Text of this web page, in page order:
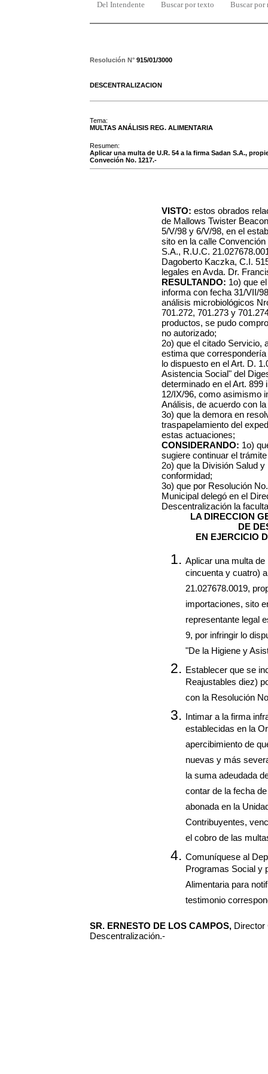
Del Intendente Buscar por texto Buscar por
Resolución N° 915/01/3000
DESCENTRALIZACION
Tema:
MULTAS ANÁLISIS REG. ALIMENTARIA
Resumen:
Aplicar una multa de U.R. 54 a la firma Sadan S.A.,
Conveción No. 1217.-
VISTO: estos obrados
de Mallows Twister
5/V/98 y 6/V/98, en el
sito en la calle
S.A., R.U.C.
Dagoberto Kaczka, C.I.
legales en Avda. Dr.
RESULTANDO: 1o) que
informa con fecha 31/VII/
análisis microbiológicos
701.272, 701.273 y
productos, se pudo
no autorizado;
2o) que el citado Servicio,
estima que
lo dispuesto en el Art. D.
Asistencia Social" del
determinado en el Art. 899
12/IX/96, como asimismo
Análisis, de acuerdo con
3o) que la demora en
traspapelamiento del
estas actuaciones;
CONSIDERANDO: 1o)
sugiere continuar el
2o) que la División Salud
conformidad;
3o) que por Resolución
Municipal delegó en el
Descentralización la
LA DIRECCION
DE
EN EJERCICIO
Aplicar una multa
cincuenta y cuatro)
21.027678.0019,
importaciones, sito
representante legal
9, por infringir lo
"De la Higiene y
Establecer que se
Reajustables diez)
con la Resolución
Intimar a la firma
establecidas en la
apercibimiento de
nuevas y más
la suma adeudada
contar de la fecha
abonada en la
Contribuyentes,
el cobro de las
Comuníquese al
Programas Social y
Alimentaria para
testimonio
SR. ERNESTO DE LOS CAMPOS, Director
Descentralización.-